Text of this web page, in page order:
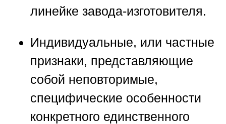
линейке завода-изготовителя.
Индивидуальные, или частные
признаки, представляющие
собой неповторимые,
специфические особенности
конкретного единственного